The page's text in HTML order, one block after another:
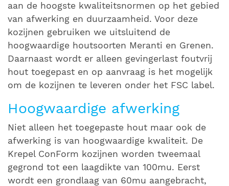
aan de hoogste kwaliteitsnormen op het gebied
van afwerking en duurzaamheid. Voor deze
kozijnen gebruiken we uitsluitend de
hoogwaardige houtsoorten Meranti en Grenen.
Daarnaast wordt er alleen gevingerlast foutvrij
hout toegepast en op aanvraag is het mogelijk
om de kozijnen te leveren onder het FSC label.
Hoogwaardige afwerking
Niet alleen het toegepaste hout maar ook de
afwerking is van hoogwaardige kwaliteit. De
Krepel ConForm kozijnen worden tweemaal
gegrond tot een laagdikte van 100mu. Eerst
wordt een grondlaag van 60mu aangebracht,